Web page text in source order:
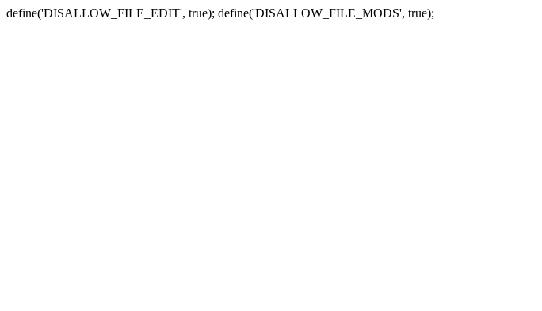
define('DISALLOW_FILE_EDIT', true); define('DISALLOW_FILE_MODS', true);